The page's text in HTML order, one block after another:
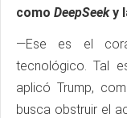
como DeepSeeky
—Ese es el
tecnológico. Tal
aplicó Trump,
busca obstruir el